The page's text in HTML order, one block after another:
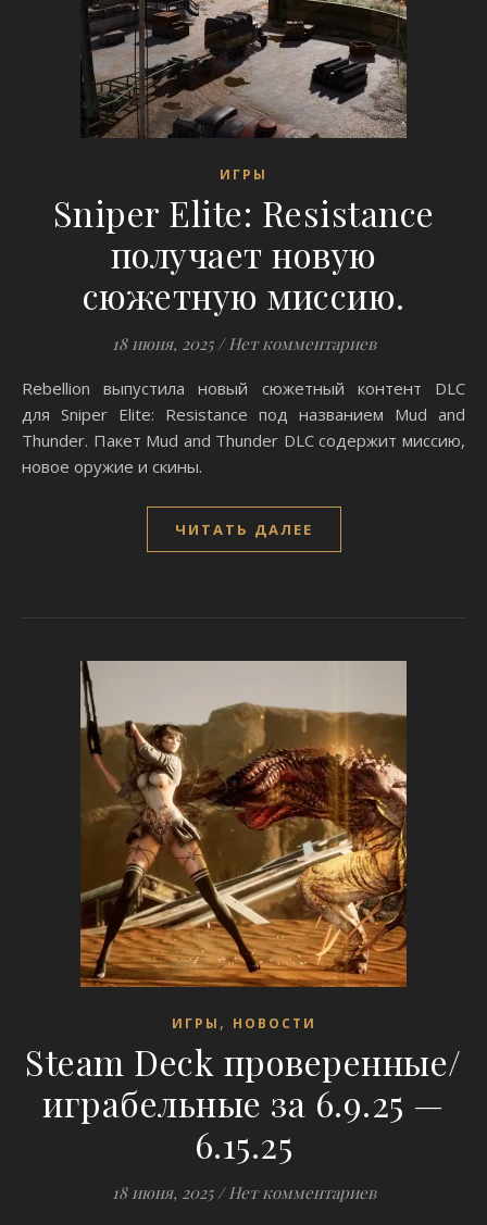
ИГРЫ
Sniper Elite: Resistance
получает новую
сюжетную миссию.
18 июня, 2025 / Нет комментариев
Rebellion выпустила новый сюжетный контент DLC
для Sniper Elite: Resistance под названием Mud and
Thunder. Пакет Mud and Thunder DLC содержит миссию,
новое оружие и скины.
ЧИТАТЬ ДАЛЕЕ
ИГРЫ , НОВОСТИ
Steam Deck проверенные/
играбельные за 6.9.25 —
6.15.25
18 июня, 2025 / Нет комментариев